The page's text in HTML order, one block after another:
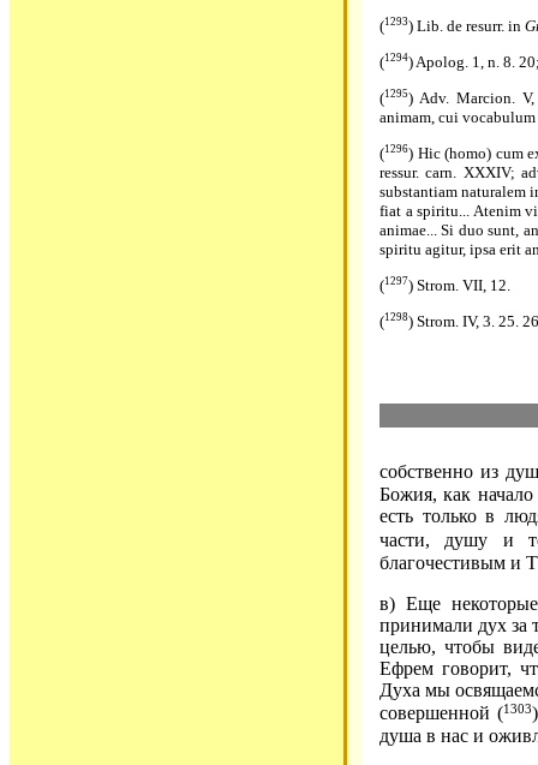
(1293) Lib. de resurr. in
(1294) Apolog. 1, n. 8.
(1295) Adv. Marcion.
animam, cui vocabulum
(1296) Hic (homo) cum
ressur. carn. XXXIV;
substantiam naturalem
fiat a spiritu... Atenim
animae... Si duo sunt,
spiritu agitur, ipsa erit
(1297) Strom. VII, 12.
(1298) Strom. IV, 3. 25.
собственно из
Божия, как
есть только в
части, душу и
благочестивым и
в) Еще
принимали дух за
целью, чтобы
Ефрем говорит,
Духа мы
совершенной (1303
душа в нас и